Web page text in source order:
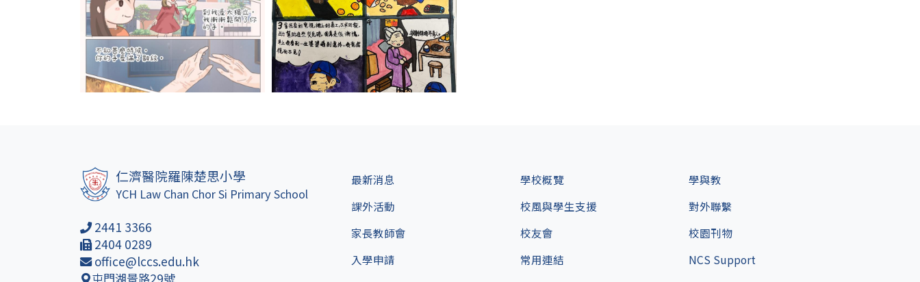
仁濟醫院羅陳楚思小學
YCH Law Chan Chor Si Primary School
2441 3366
2404 0289
office@lccs.edu.hk
屯門湖景路29號
最新消息 學校概覽
學與教
課外活動
校風與學生支援
對外聯繫
家長教師會
校友會
校園刊物
入學申請
常用連結 NCS Support